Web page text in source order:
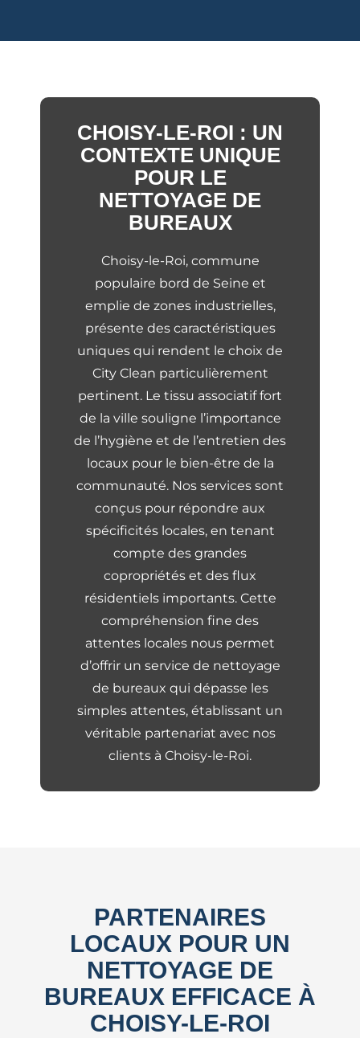
CHOISY-LE-ROI : UN
CONTEXTE UNIQUE
POUR LE
NETTOYAGE DE
BUREAUX
Choisy-le-Roi, commune
populaire bord de Seine et
emplie de zones industrielles,
présente des caractéristiques
uniques qui rendent le choix de
City Clean particulièrement
pertinent. Le tissu associatif fort
de la ville souligne l’importance
de l’hygiène et de l’entretien des
locaux pour le bien-être de la
communauté. Nos services sont
conçus pour répondre aux
spécificités locales, en tenant
compte des grandes
copropriétés et des flux
résidentiels importants. Cette
compréhension fine des
attentes locales nous permet
d’offrir un service de nettoyage
de bureaux qui dépasse les
simples attentes, établissant un
véritable partenariat avec nos
clients à Choisy-le-Roi.
PARTENAIRES
LOCAUX POUR UN
NETTOYAGE DE
BUREAUX EFFICACE À
CHOISY-LE-ROI